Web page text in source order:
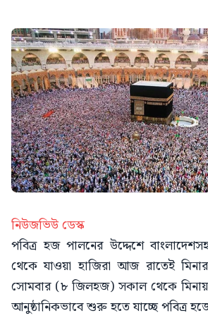
নিউজভিউ ডেস্ক
পবিত্র হজ পালনের উদ্দেশে
থেকে যাওয়া হাজিরা আজ রাতেই
সোমবার (৮ জিলহজ) সকাল থেকে মিনায়
আনুষ্ঠানিকভাবে শুরু হতে যাচ্ছে পবিত্র